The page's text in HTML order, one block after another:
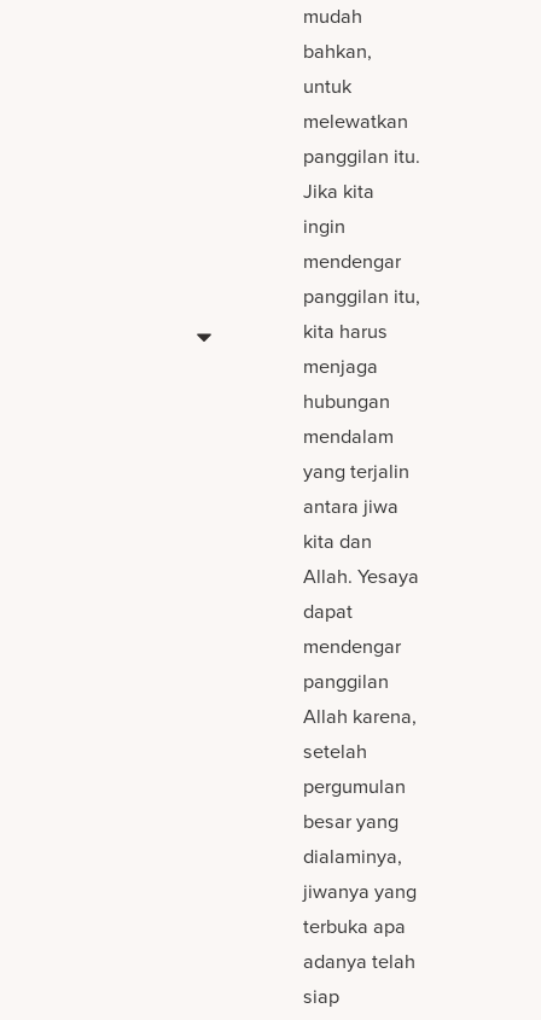
mudah
bahkan,
untuk
melewatkan
panggilan itu.
Jika kita
ingin
mendengar
panggilan itu,
kita harus
menjaga
hubungan
mendalam
yang terjalin
antara jiwa
kita dan
Allah. Yesaya
dapat
mendengar
panggilan
Allah karena,
setelah
pergumulan
besar yang
dialaminya,
jiwanya yang
terbuka apa
adanya telah
siap